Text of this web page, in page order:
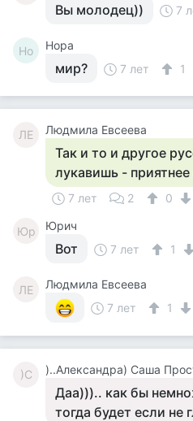
Вы молодец)) 7
Но Нора
мир? 7 лет 1
ЛЕ Людмила Евсеева
Так и то и другое
лукавишь - приятнее
7 лет 2 0
Юр Юрич
Вот 7 лет 1
ЛЕ
Людмила Евсеева
7 лет
1
)С )..Александра) Саша
Даа))).. как бы
тогда будет если не